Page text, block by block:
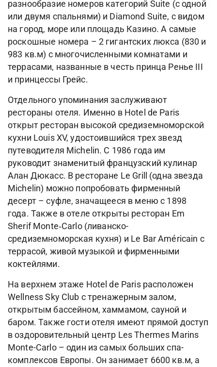
разнообразие номеров категорий Suite (с одной
или двумя спальнями) и Diamond Suite, с видом
на город, море или площадь Казино. А самые
роскошные номера – 2 гигантских люкса (830 и
983 кв.м) с многочисленными комнатами и
террасами, названные в честь принца Ренье III
и принцессы Грейс.
Отдельного упоминания заслуживают
рестораны отеля. Именно в Hotel de Paris
открыт ресторан высокой средиземноморской
кухни Louis XV, удостоившийся трех звезд
путеводителя Michelin. С 1986 года им
руководит знаменитый французский кулинар
Алан Дюкасс. В ресторане Le Grill (одна звезда
Michelin) можно попробовать фирменный
десерт – суфле, значащееся в меню с 1898
года. Также в отеле открыты ресторан Em
Sherif Monte‑Carlo (ливанско-
средиземноморская кухня) и Le Bar Américain с
террасой, живой музыкой и фирменными
коктейлями.
На верхнем этаже Hotel de Paris расположен
Wellness Sky Club с тренажерным залом,
открытым бассейном, хаммамом, сауной и
баром. Также гости отеля имеют прямой доступ
в оздоровительный центр Les Thermes Marins
Monte-Carlo – один из самых больших спа-
комплексов Европы. Он занимает 6600 кв.м, а